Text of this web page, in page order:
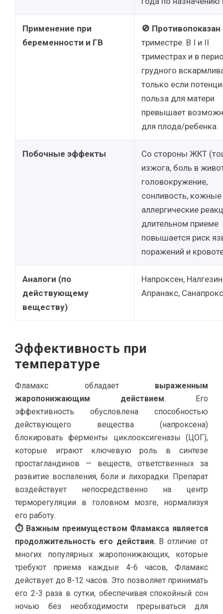
Применение при
беременности и ГВ
🚫 Противопоказан
триместре. В I и II
триместрах и в
грудного
только если
польза для матери
превышает
для плода/ребенка.
Побочные эффекты
Со стороны ЖКТ
изжога, боль в
головокружение,
сонливость, кожные
аллергические
длительном приеме
повышается риск
поражений и
Аналоги (по
действующему
веществу)
Напроксен,
Апранакс,
Эффективность при
температуре
Фламакс обладает выраженным
жаропонижающим действием. Его
эффективность обусловлена способностью
действующего вещества (напроксена)
блокировать ферменты циклооксигеназы (ЦОГ),
которые играют ключевую роль в синтезе
простагландинов — веществ, ответственных за
развитие воспаления, боли и лихорадки. Препарат
воздействует непосредственно на центр
терморегуляции в головном мозге, нормализуя
его работу.
⏱ Важным преимуществом Фламакса является
продолжительность его действия. В отличие от
многих популярных жаропонижающих, которые
требуют приема каждые 4-6 часов, Фламакс
действует до 8-12 часов. Это позволяет принимать
его 2-3 раза в сутки, обеспечивая спокойный сон
ночью без необходимости прерываться для